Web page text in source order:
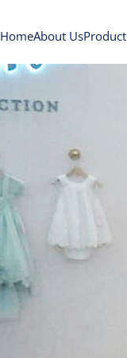
HomeAbout UsProduct